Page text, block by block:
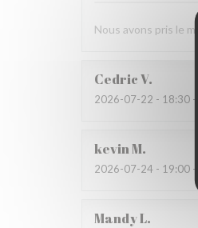
Nous avons pris le
CedricV
2026-07-22 - 18:30 -
kevinM
2026-07-24 - 19:00 -
MandyL